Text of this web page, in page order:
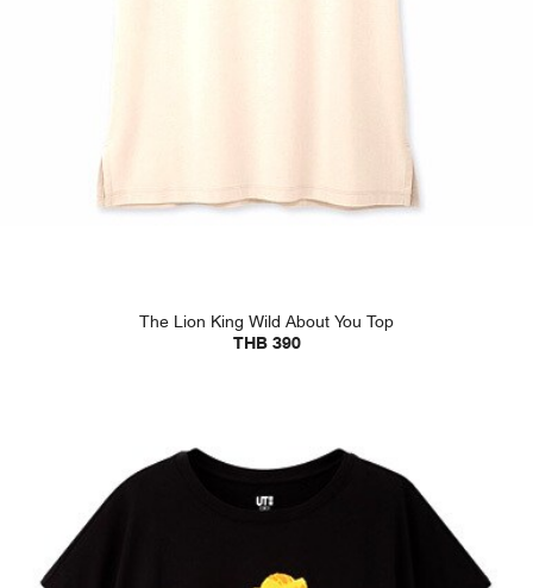
The Lion King Wild About You Top
THB 390